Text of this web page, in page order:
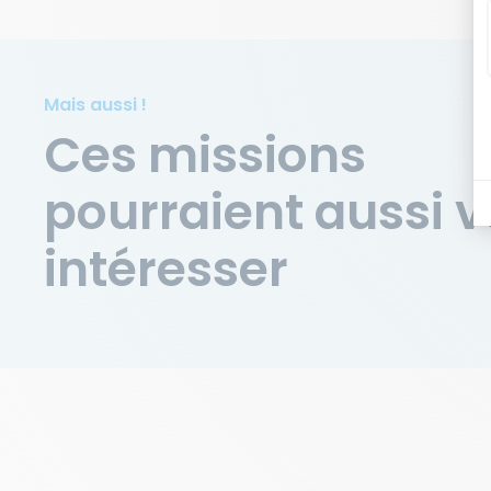
Mais aussi !
Ces missions
pourraient aussi
intéresser